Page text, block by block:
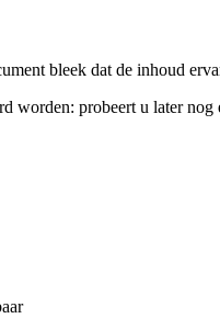
bleek dat de inhoud
worden: probeert u later nog